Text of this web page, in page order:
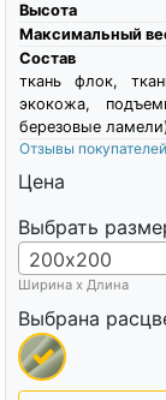
Высота
Максимальный
Состав
ткань флок,
экокожа,
березовые
Отзывы покупателей
Цена
Выбрать
200х200
Ширина х Длина
Выбрана